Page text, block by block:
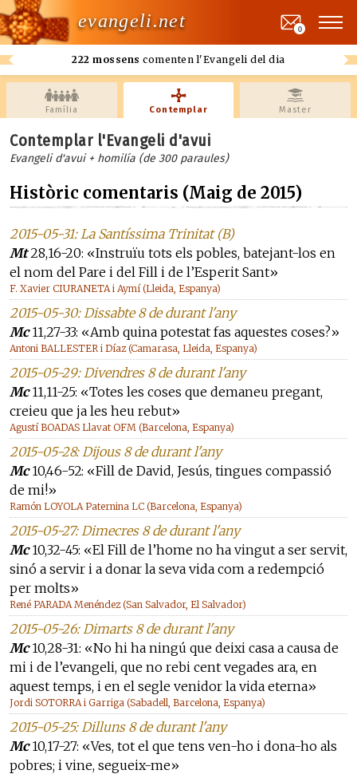
evangeli.net
222 mossens comenten l'Evangeli del dia
0
Família Contemplar Master
Contemplar l'Evangeli d'avui
Evangeli d'avui + homilía (de 300 paraules)
Històric comentaris (Maig de 2015)
2015-05-31: La Santíssima Trinitat (B)
Mt28,16-20: «Instruïu tots els pobles, batejant-los en
el nom del Pare i del Fill i de l’Esperit Sant»
F. Xavier CIURANETA i Aymí (Lleida, Espanya)
2015-05-30: Dissabte 8 de durant l'any
Mc11,27-33: «Amb quina potestat fas aquestes coses?»
Antoni BALLESTER i Díaz (Camarasa, Lleida, Espanya)
2015-05-29: Divendres 8 de durant l'any
Mc11,11-25: «Totes les coses que demaneu pregant,
creieu que ja les heu rebut»
Agustí BOADAS Llavat OFM (Barcelona, Espanya)
2015-05-28: Dijous 8 de durant l'any
Mc10,46-52: «Fill de David, Jesús, tingues compassió
de mi!»
Ramón LOYOLA Paternina LC (Barcelona, Espanya)
2015-05-27: Dimecres 8 de durant l'any
Mc10,32-45: «El Fill de l’home no ha vingut a ser servit,
sinó a servir i a donar la seva vida com a redempció
per molts»
René PARADA Menéndez (San Salvador, El Salvador)
2015-05-26: Dimarts 8 de durant l'any
Mc10,28-31: «No hi ha ningú que deixi casa a causa de
mi i de l’evangeli, que no rebi cent vegades ara, en
aquest temps, i en el segle venidor la vida eterna»
Jordi SOTORRA i Garriga (Sabadell, Barcelona, Espanya)
2015-05-25: Dilluns 8 de durant l'any
Mc10,17-27: «Ves, tot el que tens ven-ho i dona-ho als
pobres; i vine, segueix-me»